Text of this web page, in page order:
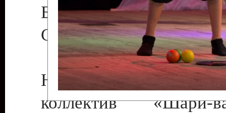
Бендеры ,
Светлана Георгиевна
Народный цирковой
коллектив